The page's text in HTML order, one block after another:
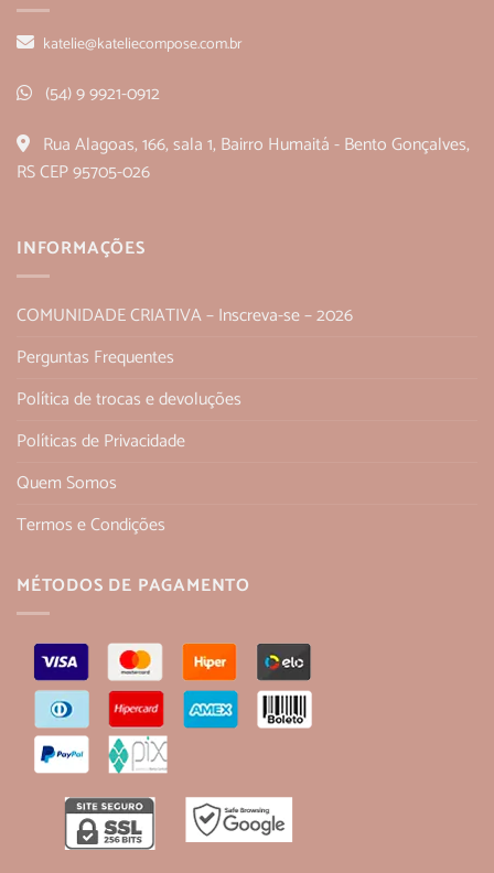
katelie@kateliecompose.com.br
(54) 9 9921-0912
Rua Alagoas, 166, sala 1, Bairro Humaitá - Bento Gonçalves,
RS CEP 95705-026
INFORMAÇÕES
COMUNIDADE CRIATIVA – Inscreva-se – 2026
Perguntas Frequentes
Política de trocas e devoluções
Políticas de Privacidade
Quem Somos
Termos e Condições
MÉTODOS DE PAGAMENTO